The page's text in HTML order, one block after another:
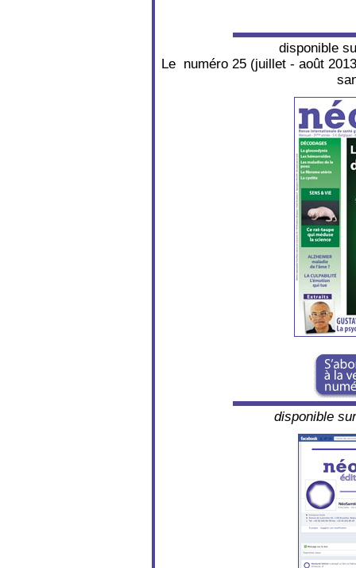
disponible
Le numéro 25 (juillet - août
disponible